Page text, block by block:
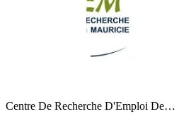
Centre De Recherche D'Emploi De…